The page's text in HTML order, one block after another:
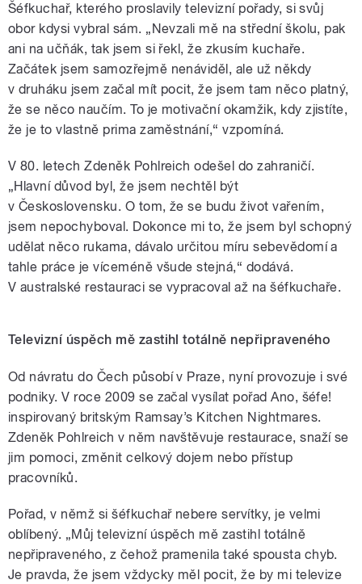
Šéfkuchař, kterého proslavily televizní pořady, si svůj
obor kdysi vybral sám. „Nevzali mě na střední školu, pak
ani na učňák, tak jsem si řekl, že zkusím kuchaře.
Začátek jsem samozřejmě nenáviděl, ale už někdy
v druháku jsem začal mít pocit, že jsem tam něco platný,
že se něco naučím. To je motivační okamžik, kdy zjistíte,
že je to vlastně prima zaměstnání,“ vzpomíná.
V 80. letech Zdeněk Pohlreich odešel do zahraničí.
„Hlavní důvod byl, že jsem nechtěl být
v Československu. O tom, že se budu život vařením,
jsem nepochyboval. Dokonce mi to, že jsem byl schopný
udělat něco rukama, dávalo určitou míru sebevědomí a
tahle práce je víceméně všude stejná,“ dodává.
V australské restauraci se vypracoval až na šéfkuchaře.
Televizní úspěch mě zastihl totálně nepřipraveného
Od návratu do Čech působí v Praze, nyní provozuje i své
podniky. V roce 2009 se začal vysílat pořad Ano, šéfe!
inspirovaný britským Ramsay’s Kitchen Nightmares.
Zdeněk Pohlreich v něm navštěvuje restaurace, snaží se
jim pomoci, změnit celkový dojem nebo přístup
pracovníků.
Pořad, v němž si šéfkuchař nebere servítky, je velmi
oblíbený. „Můj televizní úspěch mě zastihl totálně
nepřipraveného, z čehož pramenila také spousta chyb.
Je pravda, že jsem vždycky měl pocit, že by mi televize